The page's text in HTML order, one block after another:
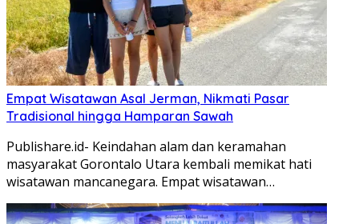
Empat Wisatawan Asal Jerman, Nikmati Pasar
Tradisional hingga Hamparan Sawah
Publishare.id- Keindahan alam dan keramahan
masyarakat Gorontalo Utara kembali memikat hati
wisatawan mancanegara. Empat wisatawan…